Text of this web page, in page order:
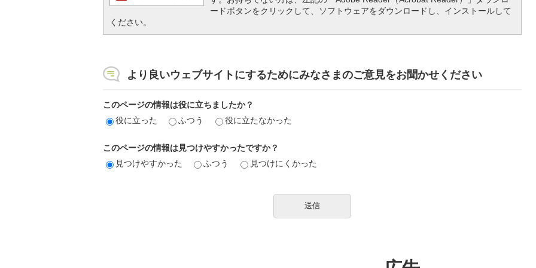
ードボタンをクリックして、ソフトウェアをダウンロードし、インストールして
ください。
より良いウェブサイトにするためにみなさまのご意見をお聞かせください
このページの情報は役に立ちましたか？
役に立った
ふつう 役に立たなかった
このページの情報は見つけやすかったですか？
見つけやすかった
ふつう 見つけにくかった